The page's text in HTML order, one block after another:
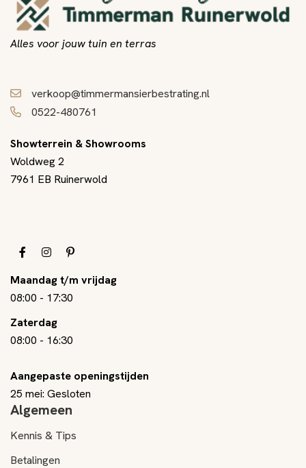
Alles voor jouw tuin en terras
verkoop@timmermansierbestrating.nl
0522-480761
Showterrein & Showrooms
Woldweg 2
7961 EB Ruinerwold
Maandag t/m vrijdag
08:00 - 17:30
Zaterdag
08:00 - 16:30
Aangepaste openingstijden
25 mei: Gesloten
Algemeen
Kennis & Tips
Betalingen